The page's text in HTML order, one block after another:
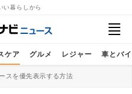
い暮らしから
ケア グルメ レジャー 車とバ
スを優先表示する方法